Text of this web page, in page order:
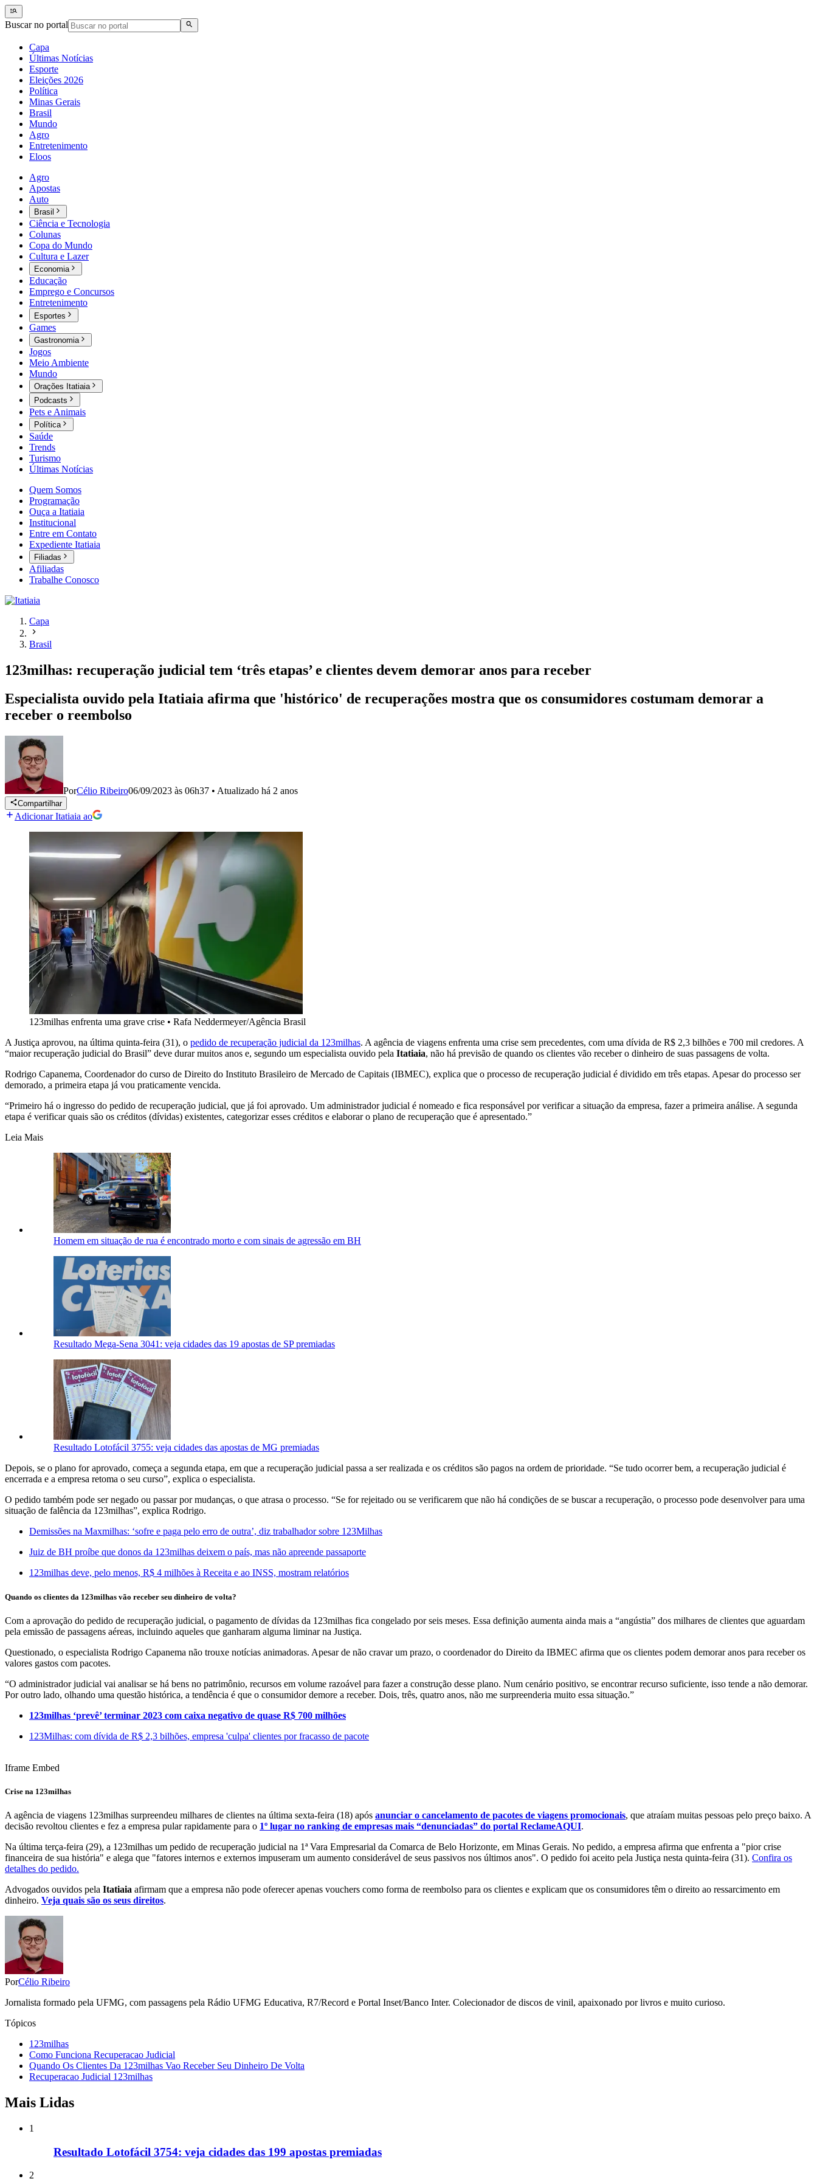
Buscar no portal
Capa
Últimas Notícias
Esporte
Eleições 2026
Política
Minas Gerais
Brasil
Mundo
Agro
Entretenimento
Eloos
Agro
Apostas
Auto
Brasil
Ciência e Tecnologia
Colunas
Copa do Mundo
Cultura e Lazer
Economia
Educação
Emprego e Concursos
Entretenimento
Esportes
Games
Gastronomia
Jogos
Meio Ambiente
Mundo
Orações Itatiaia
Podcasts
Pets e Animais
Política
Saúde
Trends
Turismo
Últimas Notícias
Quem Somos
Programação
Ouça a Itatiaia
Institucional
Entre em Contato
Expediente Itatiaia
Filiadas
Afiliadas
Trabalhe Conosco
Capa
Brasil
123milhas: recuperação judicial tem ‘três etapas’ e clientes devem demorar anos para receber
Especialista ouvido pela Itatiaia afirma que 'histórico' de recuperações mostra que os consumidores costumam demorar a
receber o reembolso
PorCélio Ribeiro06/09/2023 às 06h37 • Atualizado há 2 anos
Compartilhar
Adicionar Itatiaia ao
123milhas enfrenta uma grave crise • Rafa Neddermeyer/Agência Brasil
A Justiça aprovou, na última quinta-feira (31), o pedido de recuperação judicial da 123milhas. A agência de viagens enfrenta uma crise sem precedentes, com uma dívida de R$ 2,3 bilhões e 700 mil credores. A
“maior recuperação judicial do Brasil” deve durar muitos anos e, segundo um especialista ouvido pela Itatiaia, não há previsão de quando os clientes vão receber o dinheiro de suas passagens de volta.
Rodrigo Capanema, Coordenador do curso de Direito do Instituto Brasileiro de Mercado de Capitais (IBMEC), explica que o processo de recuperação judicial é dividido em três etapas. Apesar do processo ser
demorado, a primeira etapa já vou praticamente vencida.
“Primeiro há o ingresso do pedido de recuperação judicial, que já foi aprovado. Um administrador judicial é nomeado e fica responsável por verificar a situação da empresa, fazer a primeira análise. A segunda
etapa é verificar quais são os créditos (dívidas) existentes, categorizar esses créditos e elaborar o plano de recuperação que é apresentado.”
Leia Mais
Homem em situação de rua é encontrado morto e com sinais de agressão em BH
Resultado Mega-Sena 3041: veja cidades das 19 apostas de SP premiadas
Resultado Lotofácil 3755: veja cidades das apostas de MG premiadas
Depois, se o plano for aprovado, começa a segunda etapa, em que a recuperação judicial passa a ser realizada e os créditos são pagos na ordem de prioridade. “Se tudo ocorrer bem, a recuperação judicial é
encerrada e a empresa retoma o seu curso”, explica o especialista.
O pedido também pode ser negado ou passar por mudanças, o que atrasa o processo. “Se for rejeitado ou se verificarem que não há condições de se buscar a recuperação, o processo pode desenvolver para uma
situação de falência da 123milhas”, explica Rodrigo.
Demissões na Maxmilhas: ‘sofre e paga pelo erro de outra’, diz trabalhador sobre 123Milhas
Juiz de BH proíbe que donos da 123milhas deixem o país, mas não apreende passaporte
123milhas deve, pelo menos, R$ 4 milhões à Receita e ao INSS, mostram relatórios
Quando os clientes da 123milhas vão receber seu dinheiro de volta?
Com a aprovação do pedido de recuperação judicial, o pagamento de dívidas da 123milhas fica congelado por seis meses. Essa definição aumenta ainda mais a “angústia” dos milhares de clientes que aguardam
pela emissão de passagens aéreas, incluindo aqueles que ganharam alguma liminar na Justiça.
Questionado, o especialista Rodrigo Capanema não trouxe notícias animadoras. Apesar de não cravar um prazo, o coordenador do Direito da IBMEC afirma que os clientes podem demorar anos para receber os
valores gastos com pacotes.
“O administrador judicial vai analisar se há bens no patrimônio, recursos em volume razoável para fazer a construção desse plano. Num cenário positivo, se encontrar recurso suficiente, isso tende a não demorar.
Por outro lado, olhando uma questão histórica, a tendência é que o consumidor demore a receber. Dois, três, quatro anos, não me surpreenderia muito essa situação.”
123milhas ‘prevê’ terminar 2023 com caixa negativo de quase R$ 700 milhões
123Milhas: com dívida de R$ 2,3 bilhões, empresa 'culpa' clientes por fracasso de pacote
Iframe Embed
Crise na 123milhas
A agência de viagens 123milhas surpreendeu milhares de clientes na última sexta-feira (18) após anunciar o cancelamento de pacotes de viagens promocionais, que atraíam muitas pessoas pelo preço baixo. A
decisão revoltou clientes e fez a empresa pular rapidamente para o 1º lugar no ranking de empresas mais “denunciadas” do portal ReclameAQUI.
Na última terça-feira (29), a 123milhas um pedido de recuperação judicial na 1ª Vara Empresarial da Comarca de Belo Horizonte, em Minas Gerais. No pedido, a empresa afirma que enfrenta a "pior crise
financeira de sua história" e alega que "fatores internos e externos impuseram um aumento considerável de seus passivos nos últimos anos". O pedido foi aceito pela Justiça nesta quinta-feira (31). Confira os
detalhes do pedido.
Advogados ouvidos pela Itatiaia afirmam que a empresa não pode oferecer apenas vouchers como forma de reembolso para os clientes e explicam que os consumidores têm o direito ao ressarcimento em
dinheiro. Veja quais são os seus direitos.
PorCélio Ribeiro
Jornalista formado pela UFMG, com passagens pela Rádio UFMG Educativa, R7/Record e Portal Inset/Banco Inter. Colecionador de discos de vinil, apaixonado por livros e muito curioso.
Tópicos
123milhas
Como Funciona Recuperacao Judicial
Quando Os Clientes Da 123milhas Vao Receber Seu Dinheiro De Volta
Recuperacao Judicial 123milhas
Mais Lidas
1
Resultado Lotofácil 3754: veja cidades das 199 apostas premiadas
2